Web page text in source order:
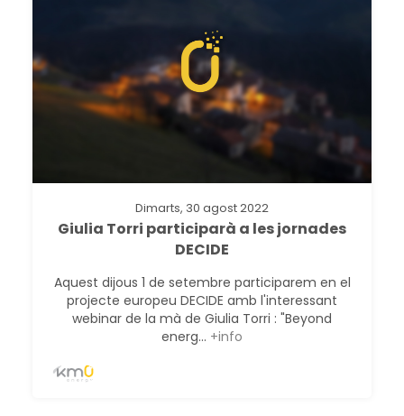
Dimarts, 30 agost 2022
Giulia Torri participarà a les jornades
DECIDE
Aquest dijous 1 de setembre participarem en el
projecte europeu DECIDE amb l'interessant
webinar de la mà de Giulia Torri : "Beyond
energ... +info